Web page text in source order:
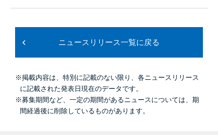
ニュースリリース一覧に戻る
※掲載内容は、特別に記載のない限り、各ニュースリリース
に記載された発表日現在のデータです。
※募集期間など、一定の期間があるニュースについては、期
間経過後に削除しているものがあります。